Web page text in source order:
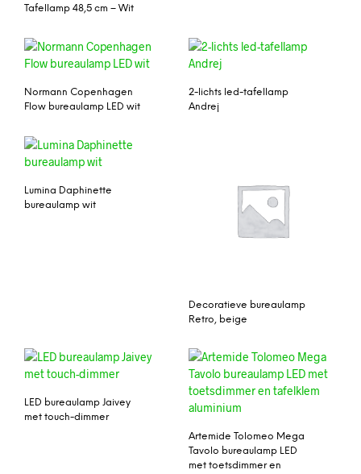
Tafellamp 48,5 cm – Wit
Normann Copenhagen
Flow bureaulamp LED wit
2-lichts led-tafellamp
Andrej
Lumina Daphinette
bureaulamp wit
Decoratieve bureaulamp
Retro, beige
LED bureaulamp Jaivey
met touch-dimmer
Artemide Tolomeo Mega
Tavolo bureaulamp LED
met toetsdimmer en